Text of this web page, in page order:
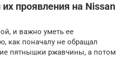
проявления на Nissan
и важно уметь ее
как поначалу не обращал
пятнышки ржавчины, а потом